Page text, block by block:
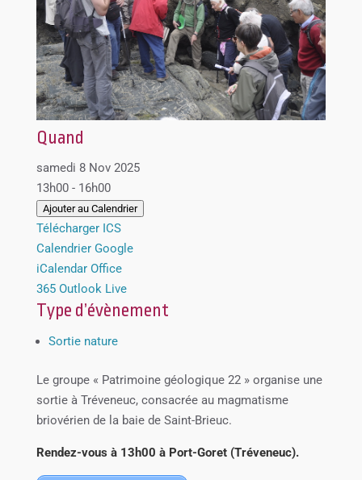
Quand
samedi 8 Nov 2025
13h00 - 16h00
Ajouter au Calendrier
Télécharger ICS
Calendrier Google
iCalendar Office
365 Outlook Live
Type d’évènement
Sortie nature
Le groupe « Patrimoine géologique 22 » organise une
sortie à Tréveneuc, consacrée au magmatisme
briovérien de la baie de Saint-Brieuc.
Rendez-vous à 13h00 à Port-Goret (Tréveneuc).